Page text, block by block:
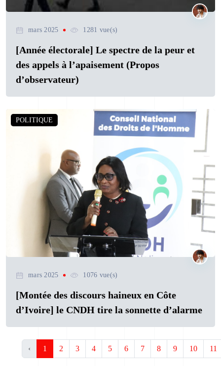
mars 2025 1281 vue(s)
[Année électorale] Le spectre de la peur et
des appels à l’apaisement (Propos
d’observateur)
POLITIQUE
mars 2025 1076 vue(s)
[Montée des discours haineux en Côte
d’Ivoire] le CNDH tire la sonnette d’alarme
‹ 1 2 3 4 5 6 7 8 9 10 11